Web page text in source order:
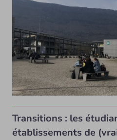
Transitions : les
établissements de